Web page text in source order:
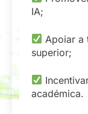
IA;
Apoiar a
superior;
académica.